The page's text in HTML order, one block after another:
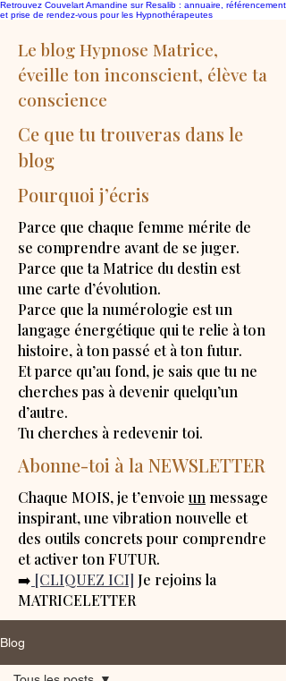
Retrouvez Couvelart Amandine sur Resalib : annuaire, référencement
et prise de rendez-vous pour les Hypnothérapeutes
Le blog Hypnose Matrice,
éveille ton inconscient, élève ta
conscience
Ce que tu trouveras dans le
blog
Pourquoi j’écris
Parce que chaque femme mérite de
se comprendre avant de se juger.
Parce que ta Matrice du destin est
une carte d’évolution.
Parce que la numérologie est un
langage énergétique qui te relie à ton
histoire, à ton passé et à ton futur.
Et parce qu’au fond, je sais que tu ne
cherches pas à devenir quelqu’un
d’autre.
Tu cherches à redevenir toi.
Abonne-toi à la NEWSLETTER
Chaque MOIS, je t’envoie un message
inspirant, une vibration nouvelle et
des outils concrets pour comprendre
et activer ton FUTUR.
➡️ [CLIQUEZ ICI] Je rejoins la
MATRICELETTER
Blog